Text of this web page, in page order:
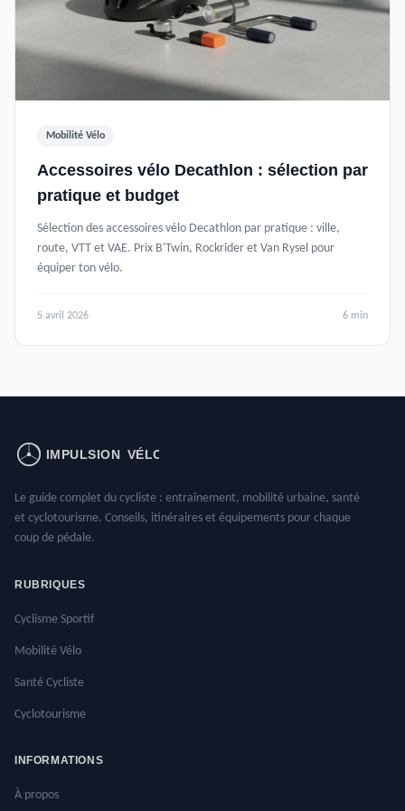
Mobilité Vélo
Accessoires vélo Decathlon : sélection par
pratique et budget
Sélection des accessoires vélo Decathlon par pratique : ville,
route, VTT et VAE. Prix B'Twin, Rockrider et Van Rysel pour
équiper ton vélo.
5 avril 2026 6 min
Le guide complet du cycliste : entraînement, mobilité urbaine, santé
et cyclotourisme. Conseils, itinéraires et équipements pour chaque
coup de pédale.
RUBRIQUES
Cyclisme Sportif
Mobilité Vélo
Santé Cycliste
Cyclotourisme
INFORMATIONS
À propos